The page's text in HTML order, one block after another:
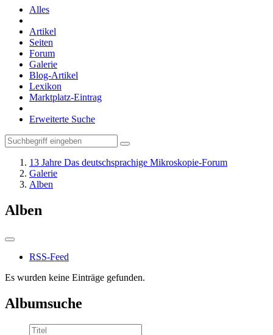
Alles
Artikel
Seiten
Forum
Galerie
Blog-Artikel
Lexikon
Marktplatz-Eintrag
Erweiterte Suche
13 Jahre Das deutschsprachige Mikroskopie-Forum
Galerie
Alben
Alben
RSS-Feed
Es wurden keine Einträge gefunden.
Albumsuche